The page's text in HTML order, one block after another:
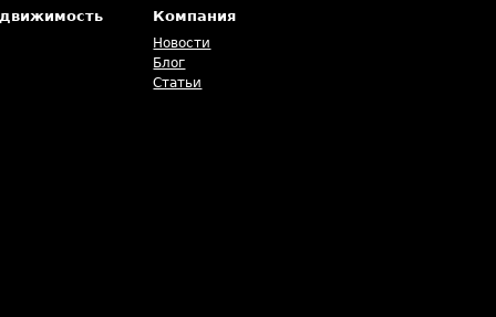
Компания
Новости
Блог
Статьи